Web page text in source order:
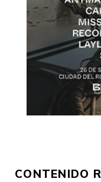
CONTENIDO